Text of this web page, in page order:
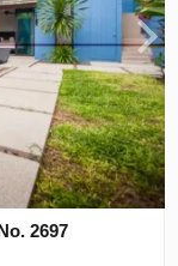
2697